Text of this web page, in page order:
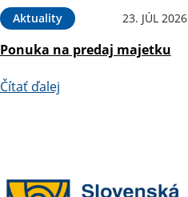
Aktuality 23. JÚL 2026
Ponuka na predaj majetku
Čítať ďalej